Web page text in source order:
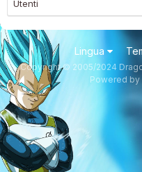
Utenti
Lingua
Copyright © 2005/2024
Powered by